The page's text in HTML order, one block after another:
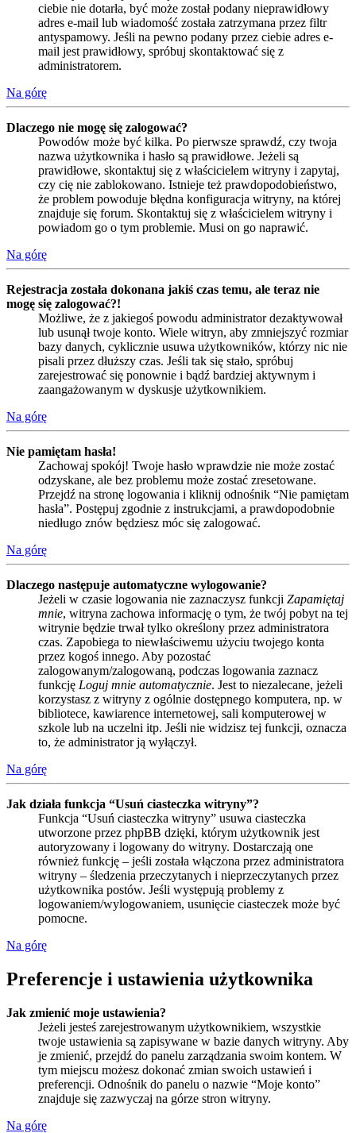
ciebie nie dotarła, być może został podany nieprawidłowy
adres e-mail lub wiadomość została zatrzymana przez filtr
antyspamowy. Jeśli na pewno podany przez ciebie adres e-
mail jest prawidłowy, spróbuj skontaktować się z
administratorem.
Na górę
Dlaczego nie mogę się zalogować?
Powodów może być kilka. Po pierwsze sprawdź, czy twoja
nazwa użytkownika i hasło są prawidłowe. Jeżeli są
prawidłowe, skontaktuj się z właścicielem witryny i zapytaj,
czy cię nie zablokowano. Istnieje też prawdopodobieństwo,
że problem powoduje błędna konfiguracja witryny, na której
znajduje się forum. Skontaktuj się z właścicielem witryny i
powiadom go o tym problemie. Musi on go naprawić.
Na górę
Rejestracja została dokonana jakiś czas temu, ale teraz nie
mogę się zalogować?!
Możliwe, że z jakiegoś powodu administrator dezaktywował
lub usunął twoje konto. Wiele witryn, aby zmniejszyć rozmiar
bazy danych, cyklicznie usuwa użytkowników, którzy nic nie
pisali przez dłuższy czas. Jeśli tak się stało, spróbuj
zarejestrować się ponownie i bądź bardziej aktywnym i
zaangażowanym w dyskusje użytkownikiem.
Na górę
Nie pamiętam hasła!
Zachowaj spokój! Twoje hasło wprawdzie nie może zostać
odzyskane, ale bez problemu może zostać zresetowane.
Przejdź na stronę logowania i kliknij odnośnik “Nie pamiętam
hasła”. Postępuj zgodnie z instrukcjami, a prawdopodobnie
niedługo znów będziesz móc się zalogować.
Na górę
Dlaczego następuje automatyczne wylogowanie?
Jeżeli w czasie logowania nie zaznaczysz funkcji Zapamiętaj
mnie, witryna zachowa informację o tym, że twój pobyt na tej
witrynie będzie trwał tylko określony przez administratora
czas. Zapobiega to niewłaściwemu użyciu twojego konta
przez kogoś innego. Aby pozostać
zalogowanym/zalogowaną, podczas logowania zaznacz
funkcję Loguj mnie automatycznie. Jest to niezalecane, jeżeli
korzystasz z witryny z ogólnie dostępnego komputera, np. w
bibliotece, kawiarence internetowej, sali komputerowej w
szkole lub na uczelni itp. Jeśli nie widzisz tej funkcji, oznacza
to, że administrator ją wyłączył.
Na górę
Jak działa funkcja “Usuń ciasteczka witryny”?
Funkcja “Usuń ciasteczka witryny” usuwa ciasteczka
utworzone przez phpBB dzięki, którym użytkownik jest
autoryzowany i logowany do witryny. Dostarczają one
również funkcję – jeśli została włączona przez administratora
witryny – śledzenia przeczytanych i nieprzeczytanych przez
użytkownika postów. Jeśli występują problemy z
logowaniem/wylogowaniem, usunięcie ciasteczek może być
pomocne.
Na górę
Preferencje i ustawienia użytkownika
Jak zmienić moje ustawienia?
Jeżeli jesteś zarejestrowanym użytkownikiem, wszystkie
twoje ustawienia są zapisywane w bazie danych witryny. Aby
je zmienić, przejdź do panelu zarządzania swoim kontem. W
tym miejscu możesz dokonać zmian swoich ustawień i
preferencji. Odnośnik do panelu o nazwie “Moje konto”
znajduje się zazwyczaj na górze stron witryny.
Na górę